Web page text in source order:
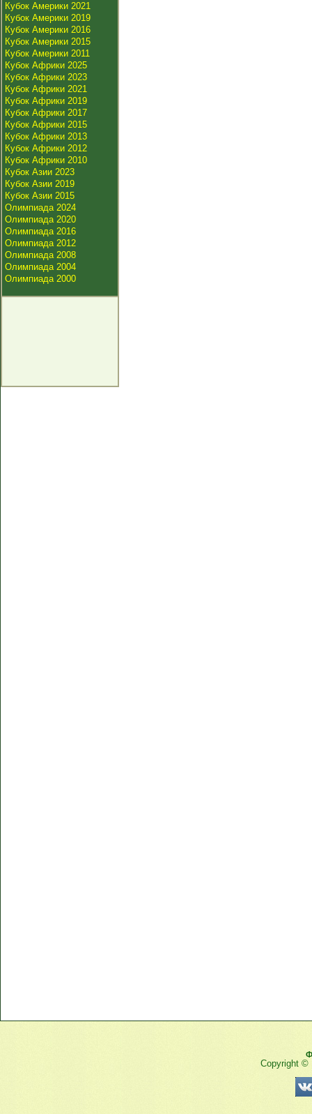
Кубок Америки 2021
Кубок Америки 2019
Кубок Америки 2016
Кубок Америки 2015
Кубок Америки 2011
Кубок Африки 2025
Кубок Африки 2023
Кубок Африки 2021
Кубок Африки 2019
Кубок Африки 2017
Кубок Африки 2015
Кубок Африки 2013
Кубок Африки 2012
Кубок Африки 2010
Кубок Азии 2023
Кубок Азии 2019
Кубок Азии 2015
Олимпиада 2024
Олимпиада 2020
Олимпиада 2016
Олимпиада 2012
Олимпиада 2008
Олимпиада 2004
Олимпиада 2000
Copyright ©